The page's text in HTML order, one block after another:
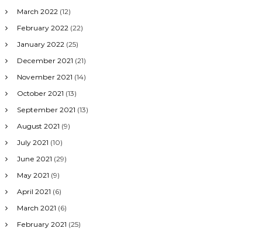
March 2022 (12)
February 2022 (22)
January 2022 (25)
December 2021 (21)
November 2021 (14)
October 2021 (13)
September 2021 (13)
August 2021 (9)
July 2021 (10)
June 2021 (29)
May 2021 (9)
April 2021 (6)
March 2021 (6)
February 2021 (25)